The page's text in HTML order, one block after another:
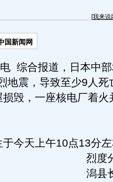
[我来说
国新闻网
综合报道，日本中部
地震，导致至少9人死
毁，一座核电厂着火
今天上午10点13分左
烈度
潟县